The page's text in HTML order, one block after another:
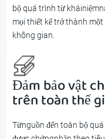
bộ quá trình từ
mọi thiết kế trở thành
không gian.
Đảm bảo vật
trên toàn thế
Từnguồn đến toàn bộ